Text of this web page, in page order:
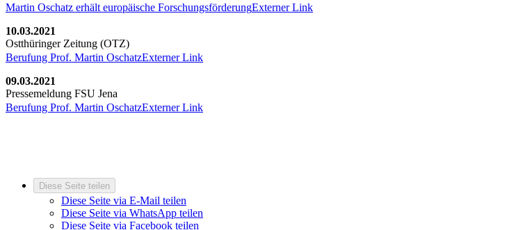
Martin Oschatz erhält europäische ForschungsförderungExterner Link
10.03.2021
Ostthüringer Zeitung (OTZ)
Berufung Prof. Martin OschatzExterner Link
09.03.2021
Pressemeldung FSU Jena
Berufung Prof. Martin OschatzExterner Link
Diese Seite teilen
Diese Seite via E-Mail teilen
Diese Seite via WhatsApp teilen
Diese Seite via Facebook teilen